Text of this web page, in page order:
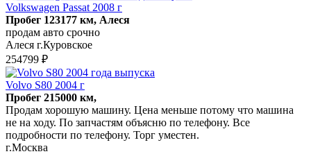
Volkswagen Passat 2008 г
Пробег 123177 км, Алеся
продам авто срочно
Алеся г.Куровское
254799 ₽
Volvo S80 2004 г
Пробег 215000 км,
Продам хорошую машину. Цена меньше потому что машина
не на ходу. По запчастям объясню по телефону. Все
подробности по телефону. Торг уместен.
г.Москва